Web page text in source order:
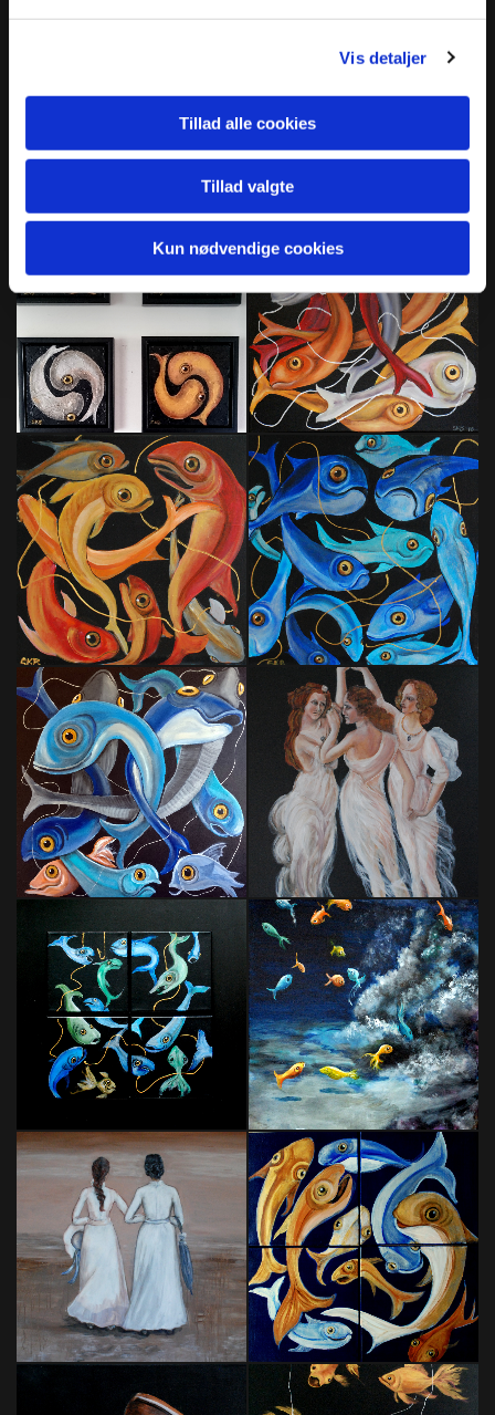
Vis detaljer
Tillad alle cookies
Tillad valgte
Kun nødvendige cookies